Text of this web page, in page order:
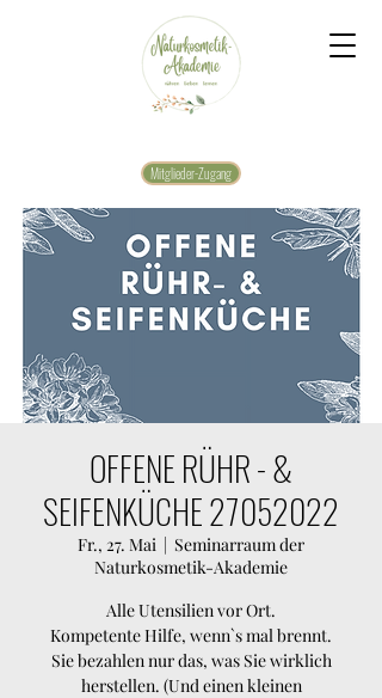
Mitglieder-Zugang
OFFENE RÜHR - &
SEIFENKÜCHE 27052022
Fr., 27. Mai
  |
Seminarraum der
Naturkosmetik-Akademie
Alle Utensilien vor Ort.
Kompetente Hilfe, wenn`s mal brennt.
Sie bezahlen nur das, was Sie wirklich
herstellen. (Und einen kleinen